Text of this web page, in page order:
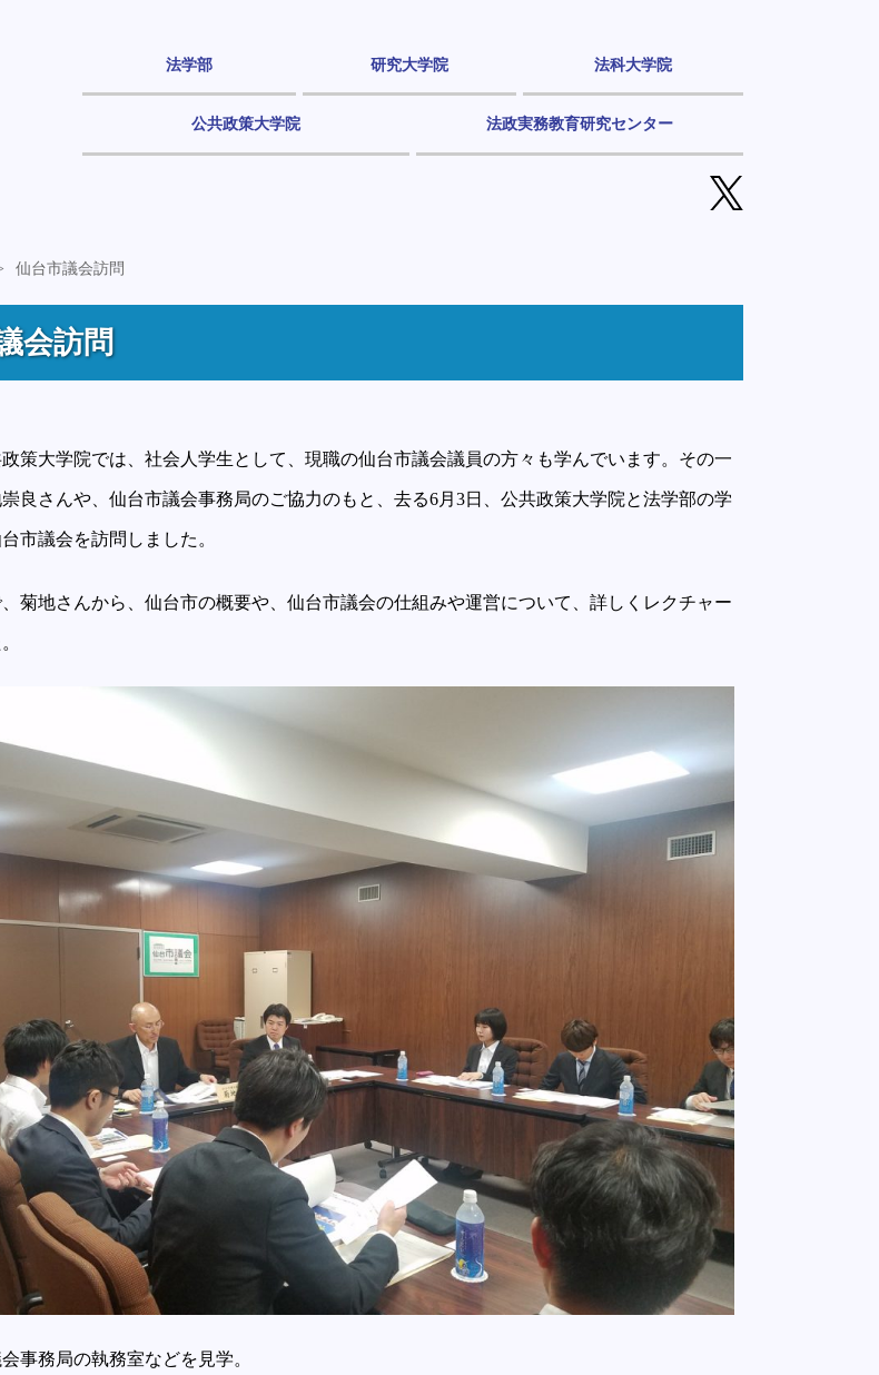
法学部 研究大学院 法科大学院
公共政策大学院 法政実務教育研究センター
仙台市議会訪問
会訪問
策大学院では、社会人学生として、現職の仙台市議会議員の方々も学んでいます。その一
良さんや、仙台市議会事務局のご協力のもと、去る6月3日、公共政策大学院と法学部の学
市議会を訪問しました。
菊地さんから、仙台市の概要や、仙台市議会の仕組みや運営について、詳しくレクチャー
事務局の執務室などを見学。